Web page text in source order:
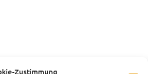
Zustimmung